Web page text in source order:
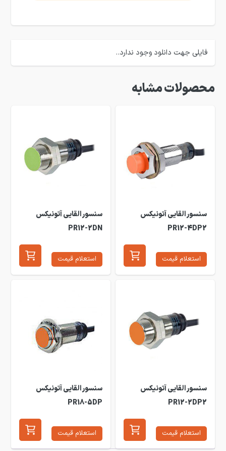
فایلی جهت دانلود وجود ندارد..
محصولات مشابه
سنسور القایی آتونیکس
PR12-4DP2
استعلام قیمت
سنسور القایی آتونیکس
PR12-2DN
استعلام قیمت
سنسور القایی آتونیکس
PR12-2DP2
استعلام قیمت
سنسور القایی آتونیکس
PR18-5DP
استعلام قیمت